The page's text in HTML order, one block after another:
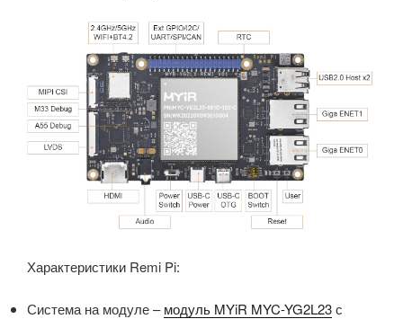
Характеристики Remi Pi:
Система на модуле –модуль MYiR MYC-YG2L23с